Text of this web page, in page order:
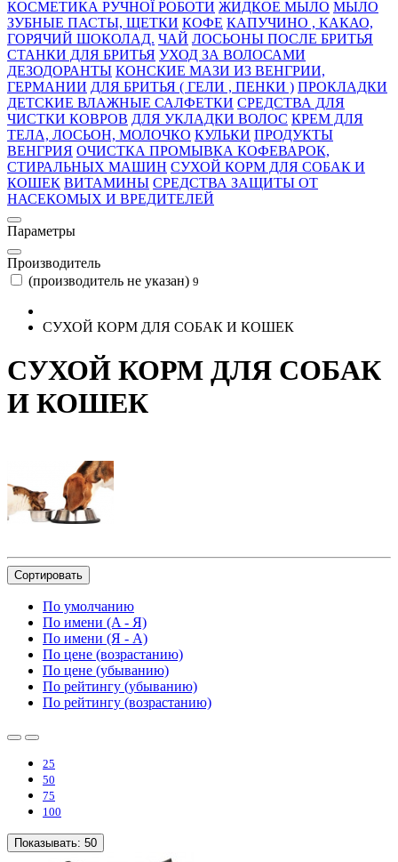
КОСМЕТИКА РУЧНОЇ РОБОТИ ЖИДКОЕ МЫЛО МЫЛО
ЗУБНЫЕ ПАСТЫ, ЩЕТКИ КОФЕ КАПУЧИНО , КАКАО,
ГОРЯЧИЙ ШОКОЛАД. ЧАЙ ЛОСЬОНЫ ПОСЛЕ БРИТЬЯ
СТАНКИ ДЛЯ БРИТЬЯ УХОД ЗА ВОЛОСАМИ
ДЕЗОДОРАНТЫ КОНСКИЕ МАЗИ ИЗ ВЕНГРИИ,
ГЕРМАНИИ ДЛЯ БРИТЬЯ ( ГЕЛИ , ПЕНКИ ) ПРОКЛАДКИ
ДЕТСКИЕ ВЛАЖНЫЕ САЛФЕТКИ СРЕДСТВА ДЛЯ
ЧИСТКИ КОВРОВ ДЛЯ УКЛАДКИ ВОЛОС КРЕМ ДЛЯ
ТЕЛА, ЛОСЬОН, МОЛОЧКО КУЛЬКИ ПРОДУКТЫ
ВЕНГРИЯ ОЧИСТКА ПРОМЫВКА КОФЕВАРОК,
СТИРАЛЬНЫХ МАШИН СУХОЙ КОРМ ДЛЯ СОБАК И
КОШЕК ВИТАМИНЫ СРЕДСТВА ЗАЩИТЫ ОТ
НАСЕКОМЫХ И ВРЕДИТЕЛЕЙ
Параметры
Производитель
(производитель не указан) 9
СУХОЙ КОРМ ДЛЯ СОБАК И КОШЕК
СУХОЙ КОРМ ДЛЯ СОБАК
И КОШЕК
Сортировать
По умолчанию
По имени (A - Я)
По имени (Я - A)
По цене (возрастанию)
По цене (убыванию)
По рейтингу (убыванию)
По рейтингу (возрастанию)
25
50
75
100
Показывать: 50